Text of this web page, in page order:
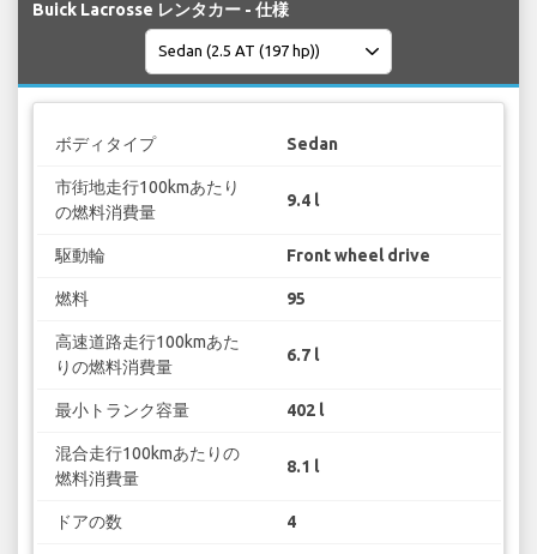
Buick Lacrosse レンタカー - 仕様
ボディタイプ Sedan
市街地走行100kmあたり
の燃料消費量
9.4 l
駆動輪 Front wheel drive
燃料 95
高速道路走行100kmあた
りの燃料消費量
6.7 l
最小トランク容量 402 l
混合走行100kmあたりの
燃料消費量
8.1 l
ドアの数 4